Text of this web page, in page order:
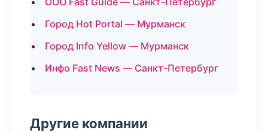
Город Hot Portal — Мурманск
Город Info Yellow — Мурманск
Инфо Fast News — Санкт-Петербург
Другие компании